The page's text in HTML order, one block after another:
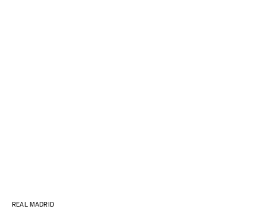
REAL MADRID